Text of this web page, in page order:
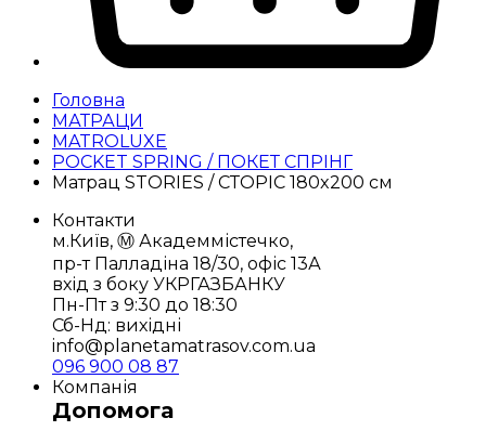
Головна
МАТРАЦИ
MATROLUXE
POCKET SPRING / ПОКЕТ СПРІНГ
Матрац STORIES / СТОРІС 180x200 см
Контакти
м.Київ, Ⓜ️ Академмістечко,
пр-т Палладіна 18/30, офіс 13А
вхід з боку УКРГАЗБАНКУ
Пн-Пт з 9:30 до 18:30
Сб-Нд: вихідні
info@planetamatrasov.com.ua
096 900 08 87
Компанія
Допомога